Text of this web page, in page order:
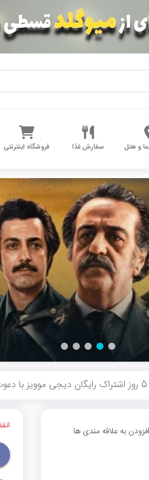
و هتل سفارش غذا فروشگاه اینترنتی
افزودن به علاقه مندی ها